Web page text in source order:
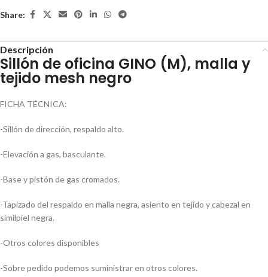
Share:
Descripción
Sillón de oficina GINO (M), malla y
tejido mesh negro
FICHA TÉCNICA:
-Sillón de dirección, respaldo alto.
-Elevación a gas, basculante.
-Base y pistón de gas cromados.
-Tapizado del respaldo en malla negra, asiento en tejido y cabezal en
similpiel negra.
-Otros colores disponibles
-Sobre pedido podemos suministrar en otros colores.